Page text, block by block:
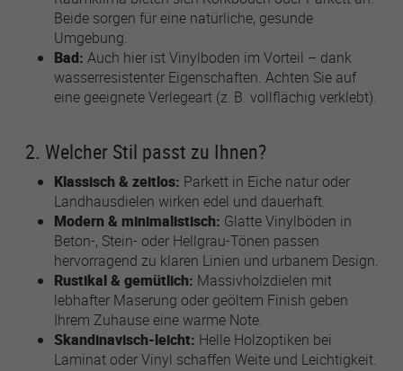
Name lastExternalReferrer
Anbieter Meta Platforms
Zweck
Detects how the user reached the website by
registering their last URL-address.
Name topicsLastReferenceTime
Anbieter Meta Platforms
Laufzeit 1 Jahr
Used by Meta Pixel to remember the last time
Beide sorgen für eine natürliche, gesunde
Umgebung.
Bad: Auch hier ist Vinylboden im Vorteil – dank
wasserresistenter Eigenschaften. Achten Sie auf
eine geeignete Verlegeart (z. B. vollflächig verklebt).
2. Welcher Stil passt zu Ihnen?
Klassisch & zeitlos: Parkett in Eiche natur oder
Landhausdielen wirken edel und dauerhaft.
Modern & minimalistisch: Glatte Vinylböden in
Beton-, Stein- oder Hellgrau-Tönen passen
hervorragend zu klaren Linien und urbanem Design.
Rustikal & gemütlich: Massivholzdielen mit
lebhafter Maserung oder geöltem Finish geben
Ihrem Zuhause eine warme Note.
Skandinavisch-leicht: Helle Holzoptiken bei
Laminat oder Vinyl schaffen Weite und Leichtigkeit.